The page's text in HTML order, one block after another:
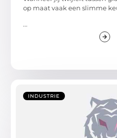
op maat vaak een slimme
...
INDUSTRIE